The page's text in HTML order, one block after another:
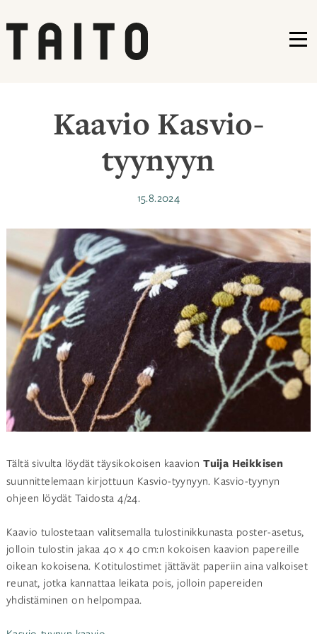
Kaavio Kasvio-
tyynyyn
Julkaistu
15.8.2024
Tältä sivulta löydät täysikokoisen kaavionTuija Heikkisen
suunnittelemaan kirjottuun Kasvio-tyynyyn. Kasvio-tyynyn
ohjeen löydät Taidosta 4/24.
Kaavio tulostetaan valitsemalla tulostinikkunasta poster-asetus,
jolloin tulostin jakaa 40 x 40 cm:n kokoisen kaavion papereille
oikean kokoisena. Kotitulostimet jättävät paperiin aina valkoiset
reunat, jotka kannattaa leikata pois, jolloin papereiden
yhdistäminen on helpompaa.